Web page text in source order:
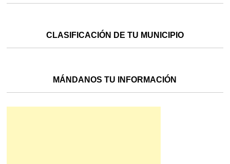
CLASIFICACIÓN DE TU MUNICIPIO
MÁNDANOS TU INFORMACIÓN